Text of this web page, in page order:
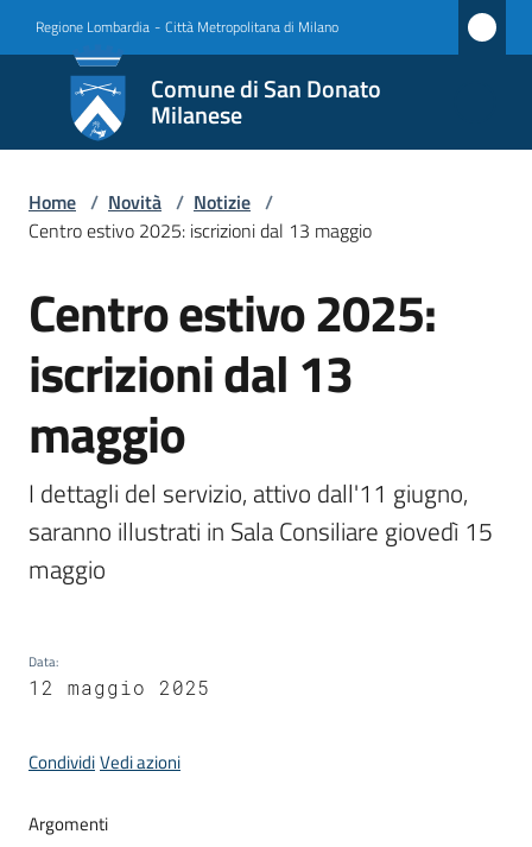
Regione Lombardia - Città Metropolitana di Milano
Comune di San Donato
Milanese
Comune
di San
Donato
Milanese
Amministrazione
Novità
Menu selezionato
Servizi
Vivere
Donato
Milanese
gli
argomenti
Home / Novità / Notizie /
Centro estivo 2025: iscrizioni dal 13 maggio
Salta al contenuto
Centro estivo 2025:
iscrizioni dal 13
maggio
I dettagli del servizio, attivo dall'11 giugno,
saranno illustrati in Sala Consiliare giovedì 15
maggio
Data:
12 maggio 2025
CondividiVedi azioni
Argomenti